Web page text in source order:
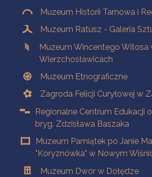
Muzeum Historii Tarnowa i
Muzeum Ratusz - Galeria
Muzeum Wincentego Witosa
Wierzchosławicach
Muzeum Etnograficzne
Zagroda Felicji Curyłowej w
Regionalne Centrum Edukacji
bryg. Zdzisława Baszaka
Muzeum Pamiątek po Janie
"Koryznówka" w Nowym
Muzeum Dwór w Dołędze